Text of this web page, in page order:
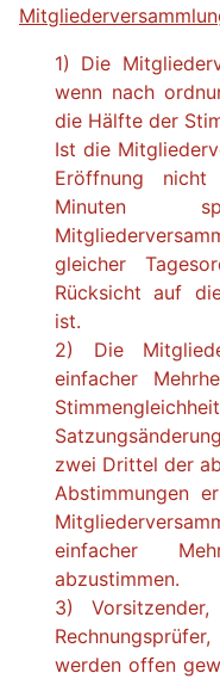
1) Die
wenn nach
die Hälfte der
Ist die
Eröffnung
Minuten
gleicher
Rücksicht auf
ist.
2) Die
einfacher
zwei Drittel der
Abstimmungen
einfacher
abzustimmen.
3) Vorsitzender,
werden offen